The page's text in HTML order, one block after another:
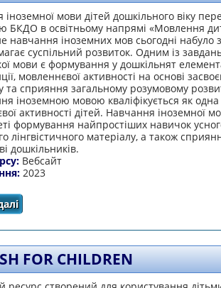
мови дітей дошкільного віку
БКДО в освітньому напрямі «Мовлення
навчання іноземних мов сьогодні
суспільний розвиток. Одним із
мови є формування у дошкільнят
мовленнєвої активності на основі
та сприяння загальному розумовому
іноземною мовою кваліфікується як
активності дітей. Навчання іноземної
формування найпростіших навичок
лінгвістичного матеріалу, а також
дошкільників.
Вебсайт
2023
про «Інтерактивна англійська мова
FOR CHILDREN